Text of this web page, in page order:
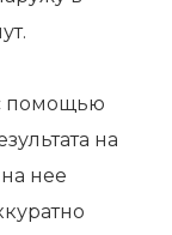
помощью
на
нее